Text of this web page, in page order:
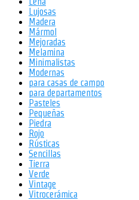
Lujosas
Madera
Mármol
Mejoradas
Melamina
Minimalistas
Modernas
para casas de campo
para departamentos
Pasteles
Pequeñas
Piedra
Rojo
Rústicas
Sencillas
Tierra
Verde
Vintage
Vitrocerámica